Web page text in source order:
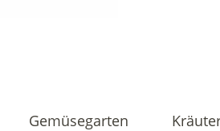
Gemüsegarten